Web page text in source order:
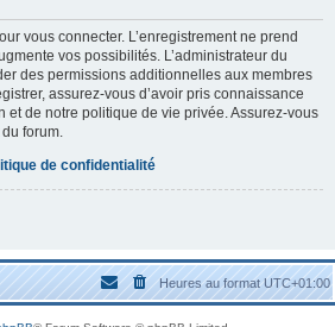
vous connecter. L’enregistrement ne prend
vos possibilités. L’administrateur du
des permissions additionnelles aux membres
assurez-vous d’avoir pris connaissance
et de notre politique de vie privée. Assurez-vous
forum.
de confidentialité
Heures au formatUTC+01:00